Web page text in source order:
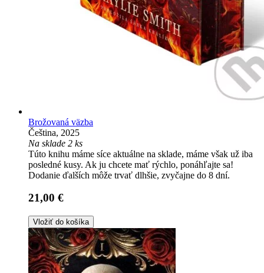
Brožovaná väzba
Čeština, 2025
Na sklade 2 ks
Túto knihu máme síce aktuálne na sklade, máme však už iba
posledné kusy. Ak ju chcete mať rýchlo, ponáhľajte sa!
Dodanie ďalších môže trvať dlhšie, zvyčajne do 8 dní.
21,00 €
Vložiť do košíka